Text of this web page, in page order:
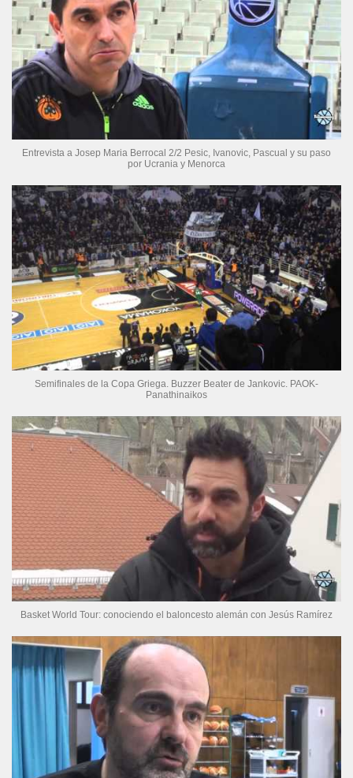
Entrevista a Josep Maria Berrocal 2/2 Pesic, Ivanovic, Pascual y su paso
por Ucrania y Menorca
Semifinales de la Copa Griega. Buzzer Beater de Jankovic. PAOK-
Panathinaikos
Basket World Tour: conociendo el baloncesto alemán con Jesús Ramírez